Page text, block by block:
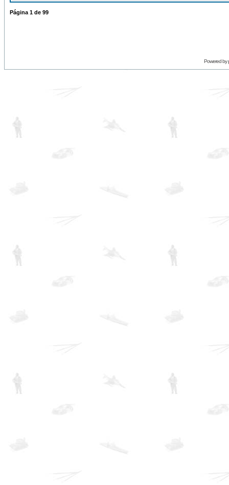
Página 1 de 99
Powered by